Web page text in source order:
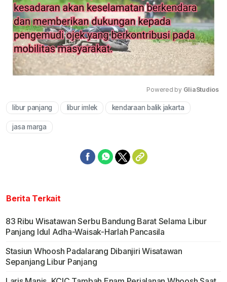
Mute
Powered by GliaStudios
libur panjang libur imlek kendaraan balik jakarta
jasa marga
Berita Terkait
83 Ribu Wisatawan Serbu Bandung Barat Selama Libur
Panjang Idul Adha-Waisak-Harlah Pancasila
Stasiun Whoosh Padalarang Dibanjiri Wisatawan
Sepanjang Libur Panjang